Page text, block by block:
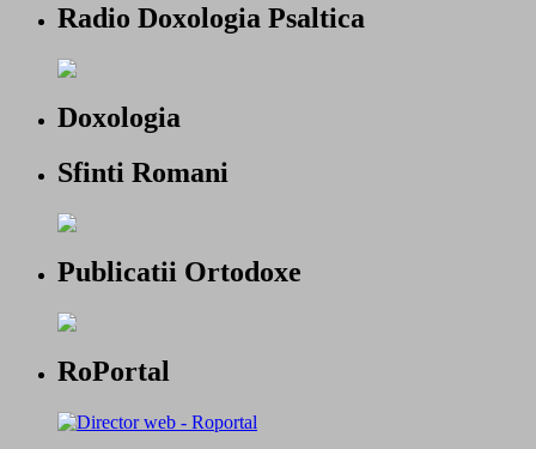
Radio Doxologia Psaltica
Doxologia
Sfinti Romani
Publicatii Ortodoxe
RoPortal